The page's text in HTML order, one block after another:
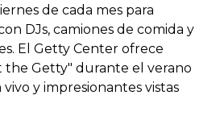
de cada mes para
DJs, camiones de comida y
El Getty Center ofrece
the Getty" durante el verano
y impresionantes vistas